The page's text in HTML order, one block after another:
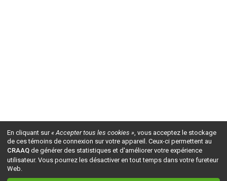
En cliquant sur« Accepter tous les cookies », vous acceptez le stockage
de ces témoins de connexion sur votre appareil. Ceux-ci permettent au
CRAAQ de générer des statistiques et d'améliorer votre expérience
utilisateur. Vous pourrez les désactiver en tout temps dans votre fureteur
Web.